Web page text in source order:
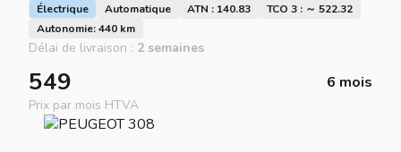
Électrique Automatique ATN : 140.83
TCO 3 : ～ 522.32
Autonomie: 440 km
Délai de livraison : 2 semaines
549 6 mois
Prix par mois HTVA